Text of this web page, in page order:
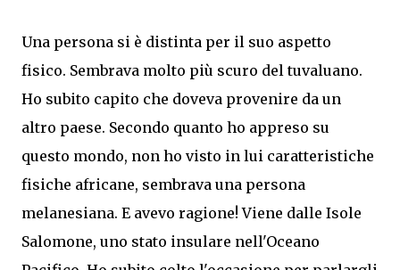
Una persona si è distinta per il suo aspetto
fisico. Sembrava molto più scuro del tuvaluano.
Ho subito capito che doveva provenire da un
altro paese. Secondo quanto ho appreso su
questo mondo, non ho visto in lui caratteristiche
fisiche africane, sembrava una persona
melanesiana. E avevo ragione! Viene dalle Isole
Salomone, uno stato insulare nell'Oceano